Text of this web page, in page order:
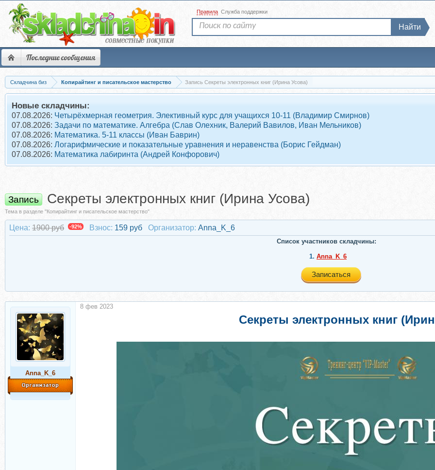
Последние сообщения
Правила Служба поддержки
Найти
Складчина биз Копирайтинг и писательское мастерство Запись Секреты электронных книг (Ирина Усова)
Новые складчины:
07.08.2026: Четырёхмерная геометрия. Элективный курс для учащихся 10-11 (Владимир Смирнов)
07.08.2026: Задачи по математике. Алгебра (Слав Олехник, Валерий Вавилов, Иван Мельников)
07.08.2026: Математика. 5-11 классы (Иван Баврин)
07.08.2026: Логарифмические и показательные уравнения и неравенства (Борис Гейдман)
07.08.2026: Математика лабиринта (Андрей Конфорович)
Запись Секреты электронных книг (Ирина Усова)
Тема в разделе "Копирайтинг и писательское мастерство"
Цена: 1900 руб -92% Взнос: 159 руб Организатор: Anna_K_6
Список участников складчины:
1. Anna_K_6
Записаться
Anna_K_6
Секреты электронных книг
8 фев 2023